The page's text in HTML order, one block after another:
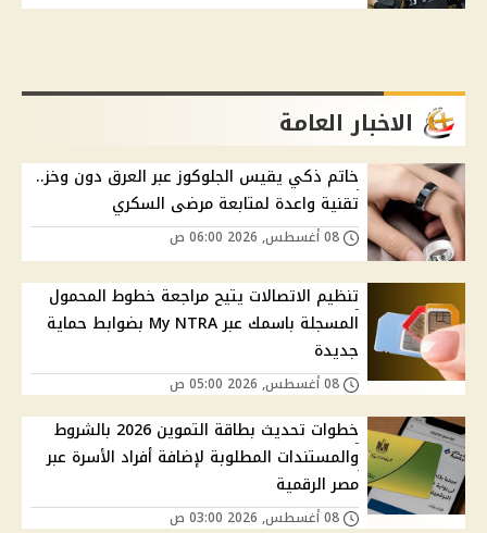
الاخبار العامة
خاتم ذكي يقيس الجلوكوز عبر العرق دون وخز..
تقنية واعدة لمتابعة مرضى السكري
تنظيم الاتصالات يتيح مراجعة خطوط المحمول
المسجلة باسمك عبر My NTRA بضوابط حماية
جديدة
خطوات تحديث بطاقة التموين 2026 بالشروط
والمستندات المطلوبة لإضافة أفراد الأسرة عبر
مصر الرقمية